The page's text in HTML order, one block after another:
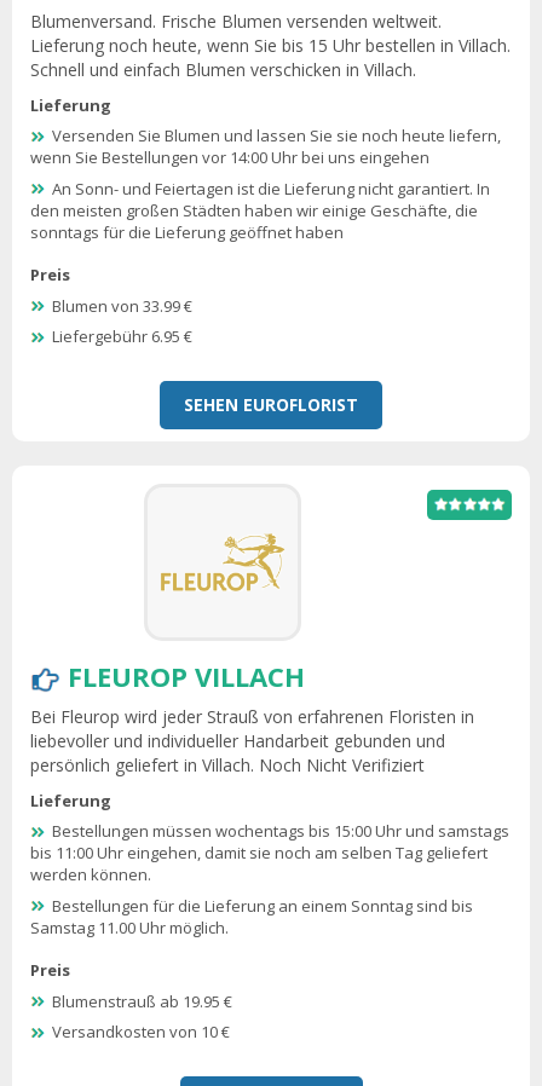
Blumenversand. Frische Blumen versenden weltweit.
Lieferung noch heute, wenn Sie bis 15 Uhr bestellen in Villach.
Schnell und einfach Blumen verschicken in Villach.
Lieferung
Versenden Sie Blumen und lassen Sie sie noch heute liefern,
wenn Sie Bestellungen vor 14:00 Uhr bei uns eingehen
An Sonn- und Feiertagen ist die Lieferung nicht garantiert. In
den meisten großen Städten haben wir einige Geschäfte, die
sonntags für die Lieferung geöffnet haben
Preis
Blumen von 33.99 €
Liefergebühr 6.95 €
SEHEN EUROFLORIST
FLEUROP VILLACH
Bei Fleurop wird jeder Strauß von erfahrenen Floristen in
liebevoller und individueller Handarbeit gebunden und
persönlich geliefert in Villach. Noch Nicht Verifiziert
Lieferung
Bestellungen müssen wochentags bis 15:00 Uhr und samstags
bis 11:00 Uhr eingehen, damit sie noch am selben Tag geliefert
werden können.
Bestellungen für die Lieferung an einem Sonntag sind bis
Samstag 11.00 Uhr möglich.
Preis
Blumenstrauß ab 19.95 €
Versandkosten von 10 €